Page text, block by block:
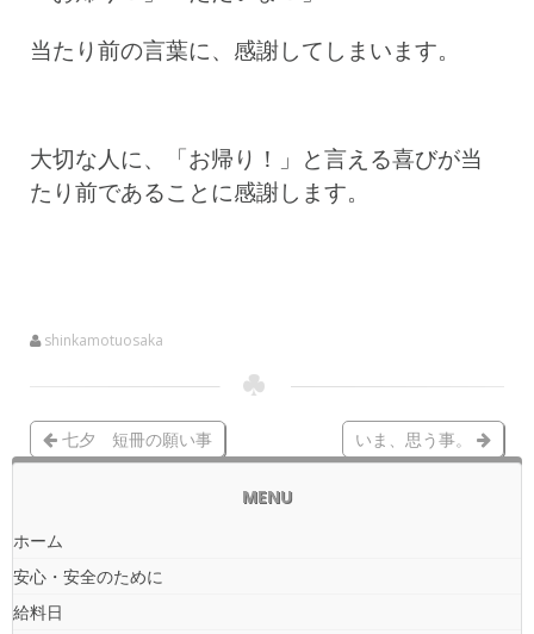
当たり前の言葉に、感謝してしまいます。
大切な人に、「お帰り！」と言える喜びが当
たり前であることに感謝します。
shinkamotuosaka
七夕 短冊の願い事 いま、思う事。
MENU
ホーム
安心・安全のために
給料日